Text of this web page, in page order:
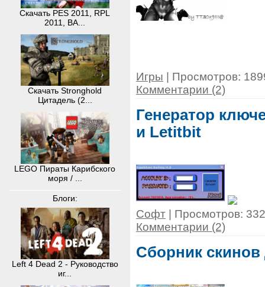
Скачать PES 2011, RPL
2011, BA...
Скачать Stronghold
Цитадель (2...
LEGO Пираты Карибского
моря / ...
Блоги:
Left 4 Dead 2 - Руководство
иг...
Игры | Просмотров:
Комментарии (2)
Генератор
и Letitbit
Софт | Просмотров:
Комментарии (2)
Сборник скинов